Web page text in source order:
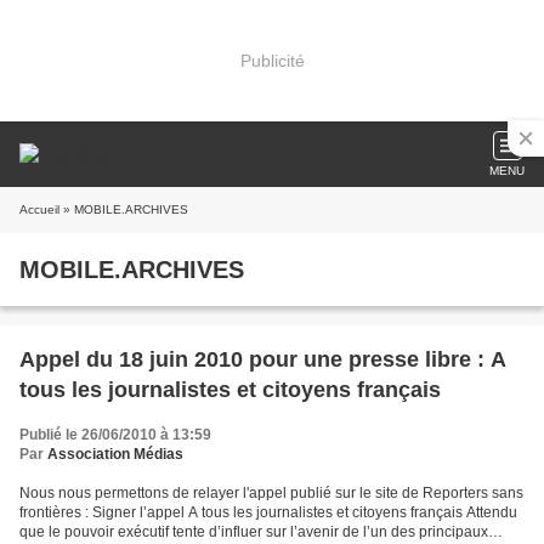
Publicité
MENU
Accueil » MOBILE.ARCHIVES
MOBILE.ARCHIVES
Appel du 18 juin 2010 pour une presse libre : A
tous les journalistes et citoyens français
Publié le 26/06/2010 à 13:59
Par Association Médias
Nous nous permettons de relayer l'appel publié sur le site de Reporters sans
frontières : Signer l’appel A tous les journalistes et citoyens français Attendu
que le pouvoir exécutif tente d’influer sur l’avenir de l’un des principaux